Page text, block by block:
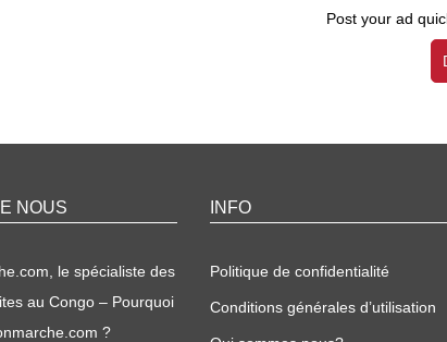
Post your ad
NOUS
le spécialiste des
au Congo – Pourquoi
?
INFO
Politique de confidentialité
Conditions générales d’utilisation